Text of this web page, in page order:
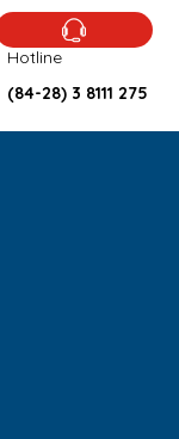
Hotline
(84-28) 3 8111 275